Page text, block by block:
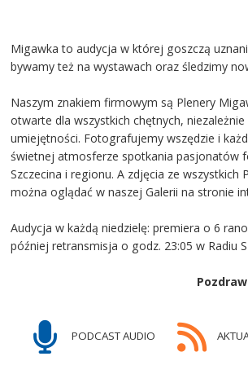
Migawka to audycja w której goszczą
bywamy też na wystawach oraz śledzimy
Naszym znakiem firmowym są Plenery
otwarte dla wszystkich chętnych,
umiejętności. Fotografujemy wszędzie i
świetnej atmosferze spotkania pasjonatów
Szczecina i regionu. A zdjęcia ze wszystkich
można oglądać w naszej Galerii na stronie
Audycja w każdą niedzielę: premiera o 6
później retransmisja o godz. 23:05 w Radiu
PODCAST AUDIO